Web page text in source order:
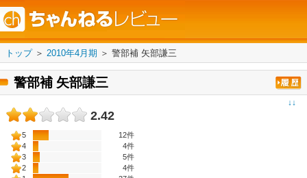
トップ＞ 2010年4月期 ＞ 警部補 矢部謙三
警部補 矢部謙三
↓↓
2.42
5
12件
4
4件
3
5件
2
4件